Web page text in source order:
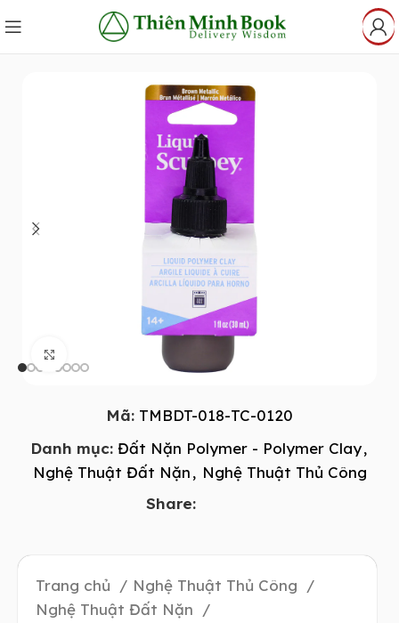
Click to enlarge
Mã: TMBDT-018-TC-0120
Danh mục: Đất Nặn Polymer - Polymer Clay,
Nghệ Thuật Đất Nặn, Nghệ Thuật Thủ Công
Share:
Trang chủ
Nghệ Thuật Thủ Công
Nghệ Thuật Đất Nặn